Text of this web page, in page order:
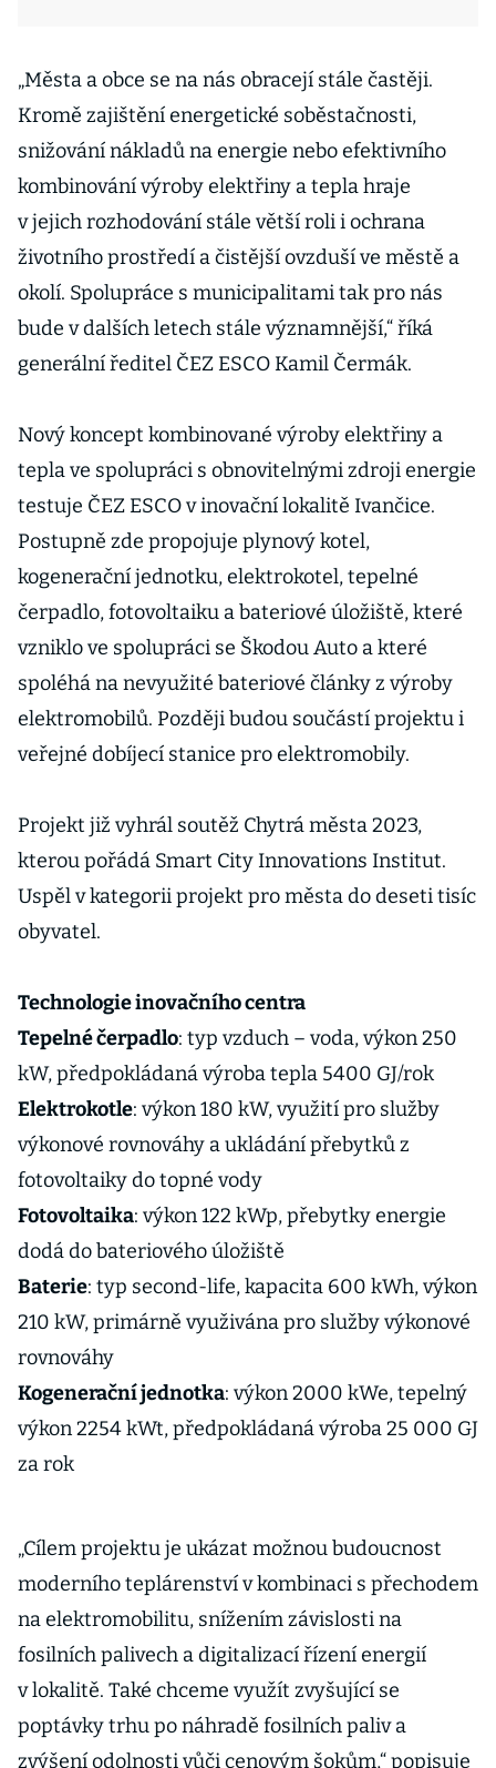
„Města a obce se na nás obracejí stále častěji.
Kromě zajištění energetické soběstačnosti,
snižování nákladů na energie nebo efektivního
kombinování výroby elektřiny a tepla hraje
v jejich rozhodování stále větší roli i ochrana
životního prostředí a čistější ovzduší ve městě a
okolí. Spolupráce s municipalitami tak pro nás
bude v dalších letech stále významnější,“ říká
generální ředitel ČEZ ESCO Kamil Čermák.
Nový koncept kombinované výroby elektřiny a
tepla ve spolupráci s obnovitelnými zdroji energie
testuje ČEZ ESCO v inovační lokalitě Ivančice.
Postupně zde propojuje plynový kotel,
kogenerační jednotku, elektrokotel, tepelné
čerpadlo, fotovoltaiku a bateriové úložiště, které
vzniklo ve spolupráci se Škodou Auto a které
spoléhá na nevyužité bateriové články z výroby
elektromobilů. Později budou součástí projektu i
veřejné dobíjecí stanice pro elektromobily.
Projekt již vyhrál soutěž Chytrá města 2023,
kterou pořádá Smart City Innovations Institut.
Uspěl v kategorii projekt pro města do deseti tisíc
obyvatel.
Technologie inovačního centra
Tepelné čerpadlo: typ vzduch – voda, výkon 250
kW, předpokládaná výroba tepla 5400 GJ/rok
Elektrokotle: výkon 180 kW, využití pro služby
výkonové rovnováhy a ukládání přebytků z
fotovoltaiky do topné vody
Fotovoltaika: výkon 122 kWp, přebytky energie
dodá do bateriového úložiště
Baterie: typ second-life, kapacita 600 kWh, výkon
210 kW, primárně využivána pro služby výkonové
rovnováhy
Kogenerační jednotka: výkon 2000 kWe, tepelný
výkon 2254 kWt, předpokládaná výroba 25 000 GJ
za rok
„Cílem projektu je ukázat možnou budoucnost
moderního teplárenství v kombinaci s přechodem
na elektromobilitu, snížením závislosti na
fosilních palivech a digitalizací řízení energií
v lokalitě. Také chceme využít zvyšující se
poptávky trhu po náhradě fosilních paliv a
zvýšení odolnosti vůči cenovým šokům,“ popisuje